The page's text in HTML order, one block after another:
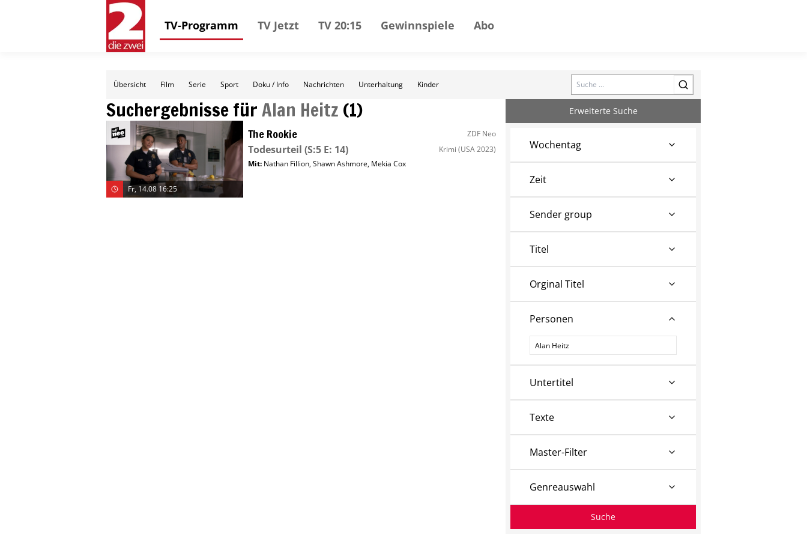
TV-Programm TV Jetzt TV 20:15 Gewinnspiele Abo
Übersicht Film Serie Sport Doku / Info Nachrichten Unterhaltung Kinder Search
Suchergebnisse fürAlan Heitz (1)
Fr, 14.08 16:25
The Rookie ZDF Neo
Todesurteil (S:5 E: 14) Krimi (USA 2023)
Mit: Nathan Fillion,Shawn Ashmore, Mekia Cox
Erweiterte Suche
Wochentag
Zeit
Sender group
Titel
Orginal Titel
Personen
Personen
Untertitel
Texte
Master-Filter
Genreauswahl
Suche